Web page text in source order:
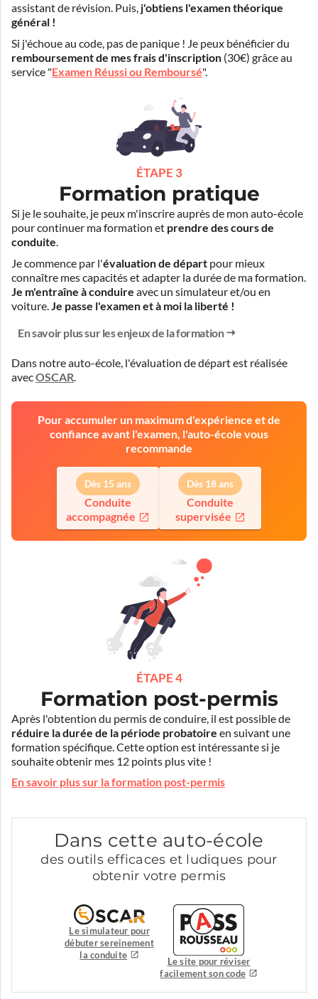
assistant de révision. Puis, j'obtiens l'examen théorique
général !
Si j'échoue au code, pas de panique ! Je peux bénéficier du
remboursement de mes frais d'inscription (30€) grâce au
service "Examen Réussi ou Remboursé".
ÉTAPE 3
Formation pratique
Si je le souhaite, je peux m'inscrire auprès de mon auto-école
pour continuer ma formation et prendre des cours de
conduite.
Je commence par l'évaluation de départ pour mieux
connaître mes capacités et adapter la durée de ma formation.
Je m'entraîne à conduire avec un simulateur et/ou en
voiture. Je passe l'examen et à moi la liberté !
En savoir plus sur les enjeux de la formation
Dans notre auto-école, l'évaluation de départ est réalisée
avecOSCAR
Pour accumuler un maximum d'expérience et de
confiance avant l'examen, l'auto-école vous
recommande
Dès 15 ans
Conduite
accompagnée
Dès 18 ans
Conduite
supervisée
ÉTAPE 4
Formation post-permis
Après l'obtention du permis de conduire, il est possible de
réduire la durée de la période probatoire en suivant une
formation spécifique. Cette option est intéressante si je
souhaite obtenir mes 12 points plus vite !
En savoir plus sur la formation post-permis
Dans cette auto-école
des outils efficaces et ludiques pour
obtenir votre permis
Le simulateur pour
débuter sereinement
la conduite
Le site pour réviser
facilement son code